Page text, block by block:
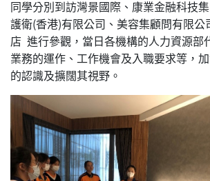
同學分別到訪灣景國際、康業金融科技
護衛(香港)有限公司、美容集顧問有限
店 進行參觀，當日各機構的人力資源部
業務的運作、工作機會及入職要求等，
的認識及擴闊其視野。